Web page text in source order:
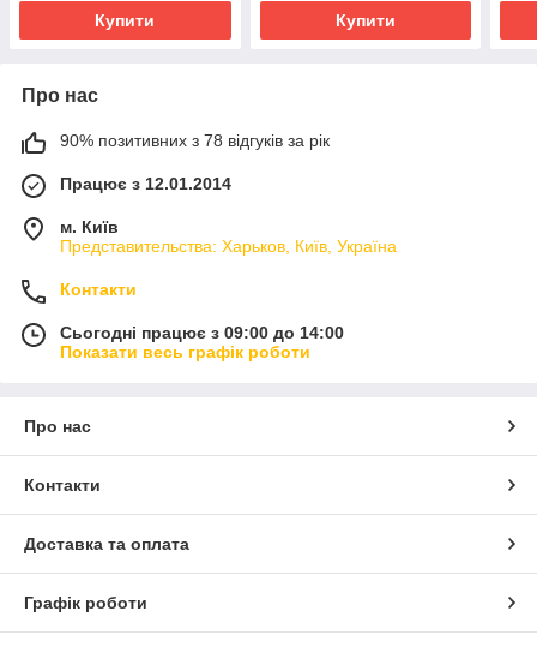
Купити Купити
Про нас
90% позитивних з 78 відгуків за рік
Працює з 12.01.2014
м. Київ
Представительства: Харьков, Київ, Україна
Контакти
Сьогодні працює з 09:00 до 14:00
Показати весь графік роботи
Про нас
Контакти
Доставка та оплата
Графік роботи